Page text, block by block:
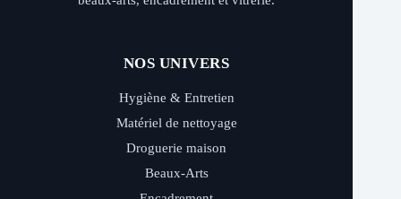
NOS UNIVERS
Hygiène & Entretien
Matériel de nettoyage
Droguerie maison
Beaux-Arts